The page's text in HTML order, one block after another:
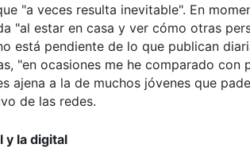
"a veces resulta inevitable". En
"al estar en casa y ver cómo otras
está pendiente de lo que publican
"en ocasiones me he comparado con
ajena a la de muchos jóvenes que
de las redes.
y la digital